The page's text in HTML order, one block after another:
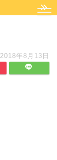
2018年8月13日